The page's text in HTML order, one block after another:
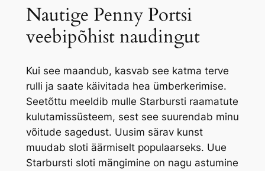
Nautige Penny Portsi
veebipõhist naudingut
Kui see maandub, kasvab see katma terve
rulli ja saate käivitada hea ümberkerimise.
Seetõttu meeldib mulle Starbursti raamatute
kulutamissüsteem, sest see suurendab minu
võitude sagedust. Uusim särav kunst
muudab sloti äärmiselt populaarseks. Uue
Starbursti sloti mängimine on nagu astumine